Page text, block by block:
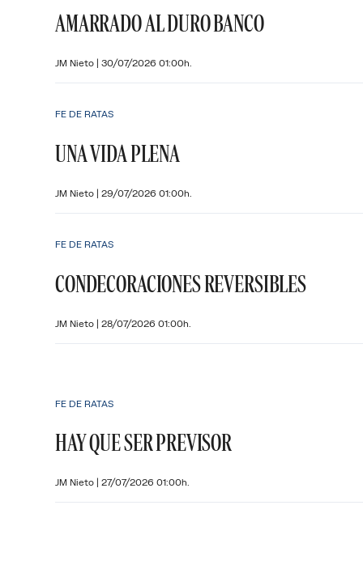
AMARRADO AL DURO BANCO
JM Nieto | 30/07/2026 01:00h.
FE DE RATAS
UNA VIDA PLENA
JM Nieto | 29/07/2026 01:00h.
FE DE RATAS
CONDECORACIONES REVERSIBLES
JM Nieto | 28/07/2026 01:00h.
FE DE RATAS
HAY QUE SER PREVISOR
JM Nieto | 27/07/2026 01:00h.